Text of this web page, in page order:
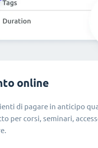
online
di pagare in anticipo
per corsi, seminari,